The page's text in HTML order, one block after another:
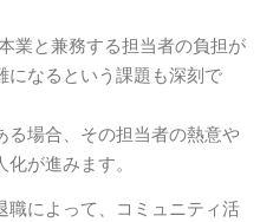
業と兼務する担当者の負担が
になるという課題も深刻で
る場合、その担当者の熱意や
が進みます。
職によって、コミュニティ活